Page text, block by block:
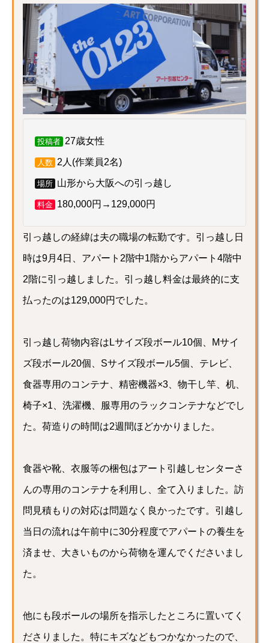
投稿者 27歳女性
人数 2人(作業員2名)
場所 山形から大阪への引っ越し
料金 180,000円→129,000円
引っ越しの経緯は夫の職場の転勤です。引っ越し日
時は9月4日、アパート2階中1階からアパート4階中
2階に引っ越しました。引っ越し料金は最終的に支
払ったのは129,000円でした。
引っ越し荷物内容はLサイズ段ボール10個、Mサイ
ズ段ボール20個、Sサイズ段ボール5個、テレビ、
食器専用のコンテナ、精密機器×3、物干し竿、机、
椅子×1、洗濯機、服専用のラックコンテナなどでし
た。荷造りの時間は2週間ほどかかりました。
食器や靴、衣服等の梱包はアート引越しセンターさ
んの専用のコンテナを利用し、全て入りました。訪
問見積もりの対応は問題なく良かったです。引越し
当日の流れは午前中に30分程度でアパートの養生を
済ませ、大きいものから荷物を運んでくださいまし
た。
他にも段ボールの場所を指示したところに置いてく
ださりました。特にキズなどもつかなかったので、